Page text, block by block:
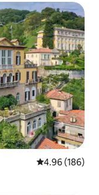
Calificación
4.96 (186)